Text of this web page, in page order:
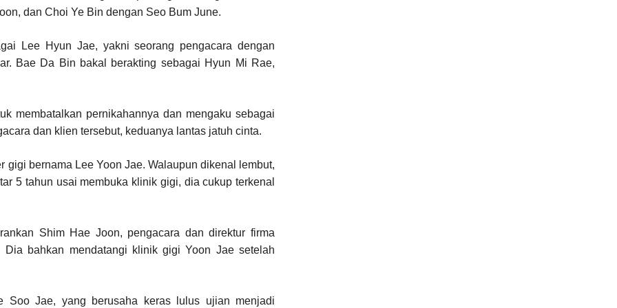
dan Choi Ye Bin dengan Seo Bum June.
Lee Hyun Jae, yakni seorang pengacara dengan
Bae Da Bin bakal berakting sebagai Hyun Mi Rae,
membatalkan pernikahannya dan mengaku sebagai
dan klien tersebut, keduanya lantas jatuh cinta.
bernama Lee Yoon Jae. Walaupun dikenal lembut,
5 tahun usai membuka klinik gigi, dia cukup terkenal
Shim Hae Joon, pengacara dan direktur firma
bahkan mendatangi klinik gigi Yoon Jae setelah
Soo Jae, yang berusaha keras lulus ujian menjadi